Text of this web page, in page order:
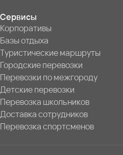
Сервисы
Корпоративы
Базы отдыха
Туристические маршруты
Городские перевозки
Перевозки по межгороду
Детские перевозки
Перевозка школьников
Доставка сотрудников
Перевозка спортсменов